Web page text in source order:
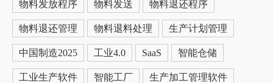
物料发放程序 物料发送 物料退还程序
物料退还管理 物料退料处理 生产计划管理
中国制造2025 工业4.0 SaaS 智能仓储
工业生产软件 智能工厂 生产加工管理软件